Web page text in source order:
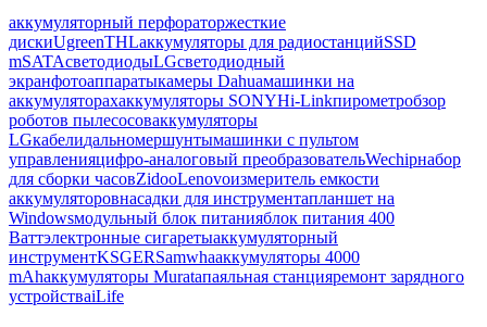
аккумуляторный перфораторжесткие
дискиUgreenTHLаккумуляторы для радиостанцийSSD
mSATAсветодиодыLGсветодиодный
экранфотоаппаратыкамеры Dahuaмашинки на
аккумуляторахаккумуляторы SONYHi-Linkпирометробзор
роботов пылесосоваккумуляторы
LGкабелидальномершунтымашинки с пультом
управленияцифро-аналоговый преобразовательWechipнабор
для сборки часовZidooLenovoизмеритель емкости
аккумуляторовнасадки для инструментапланшет на
Windowsмодульный блок питанияблок питания 400
Ваттэлектронные сигаретыаккумуляторный
инструментKSGERSamwhaаккумуляторы 4000
mAhаккумуляторы Murataпаяльная станцияремонт зарядного
устройстваiLife